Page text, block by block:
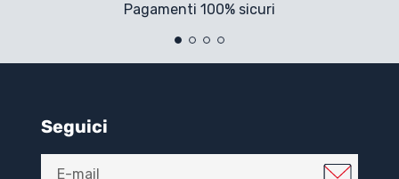
Pagamenti 100% sicuri
Seguici